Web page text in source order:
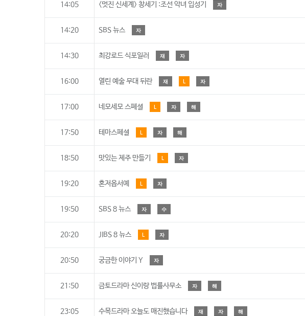
14:05 <멋진 신세계> 창세기 :조선 악녀 입성기 자
14:20 SBS 뉴스 자
14:30 최강로드 식포일러 재 자
16:00 열린 예술 무대 뒤란 재 L 자
17:00 네모세모 스페셜 L 자 해
17:50 테마스페셜 L 자 해
18:50 맛있는 제주 만들기 L 자
19:20 혼저옵서예 L 자
19:50 SBS 8 뉴스 자 수
20:20 JIBS 8 뉴스 L 자
20:50 궁금한 이야기 Y 자
21:50 금토드라마 신이랑 법률사무소 자 해
23:05 수목드라마 오늘도 매진했습니다 재 자 해